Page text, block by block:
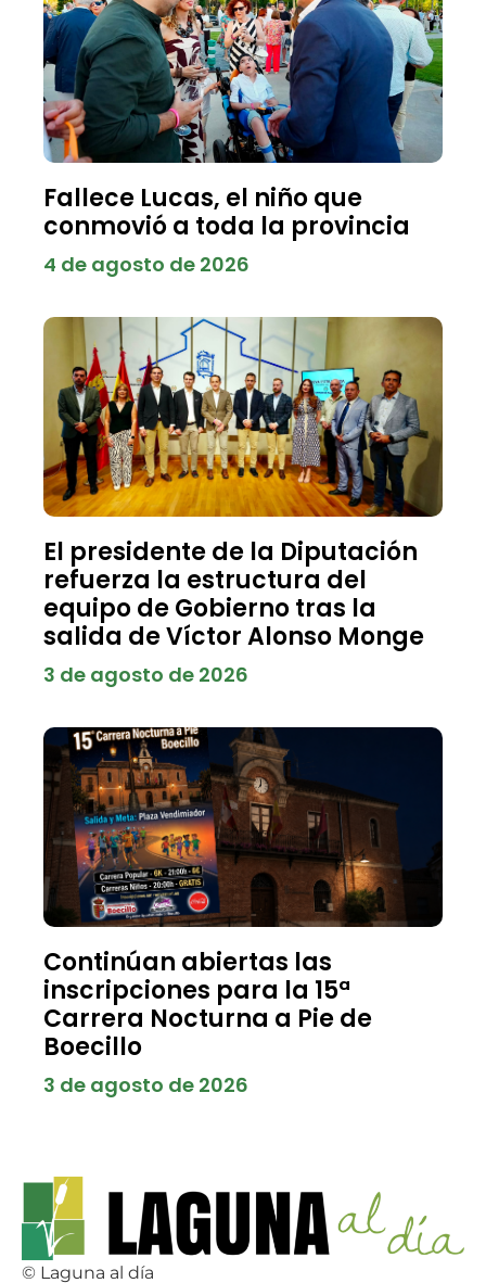
Fallece Lucas, el niño que
conmovió a toda la provincia
4 de agosto de 2026
El presidente de la Diputación
refuerza la estructura del
equipo de Gobierno tras la
salida de Víctor Alonso Monge
3 de agosto de 2026
Continúan abiertas las
inscripciones para la 15ª
Carrera Nocturna a Pie de
Boecillo
3 de agosto de 2026
© Laguna al día